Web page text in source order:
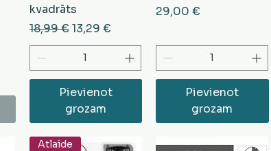
kvadrāts
Parastā cena
18,99 € Izpārdošanas cena
13,29 €
Pievienot
grozam
Cena
29,00 €
Pievienot
grozam
Atlaide